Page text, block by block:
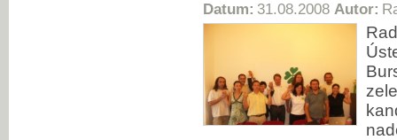
Datum: 31.08.2008 Autor: